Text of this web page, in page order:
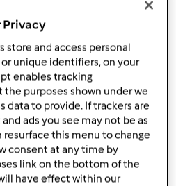
2 świeżych
1/2 szklanki)
Privacy
store and access personal
unique identifiers, on your
enables tracking
purposes shown under we
data to provide. If trackers are
ads you see may not be as
resurface this menu to change
consent at any time by
link on the bottom of the
have effect within our